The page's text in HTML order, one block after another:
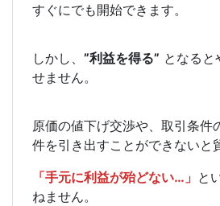
すぐにでも開始できます。
しかし、 ”利益を得る” となると
せません。
原価の値下げ交渉や、取引条件
件を引き出すことができないと
「手元に利益が殆どない…」 と
ねません。